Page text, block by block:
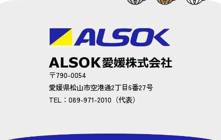
〒790-0054
愛媛県松山市空港通2丁目6番27号
TEL：089-971-2010（代表）